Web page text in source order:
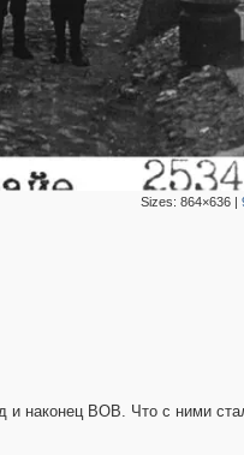
Sizes: 864×636|
и наконец ВОВ. Что с ними